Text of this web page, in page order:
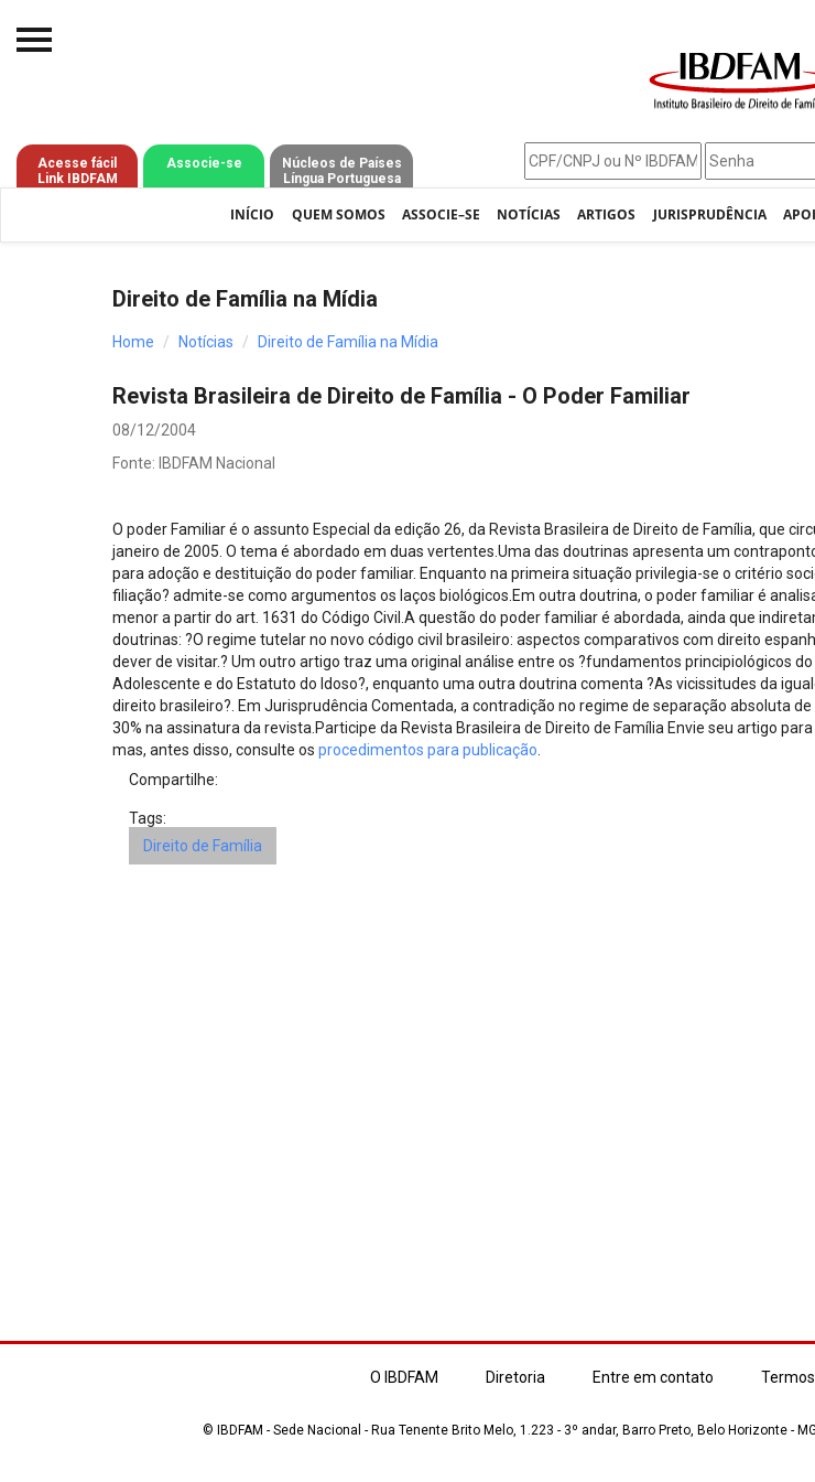
Acesse fácil
Link IBDFAM
Associe-se
Núcleos de Países
Língua Portuguesa
INÍCIO QUEM SOMOS ASSOCIE–SE NOTÍCIAS ARTIGOS JURISPRUDÊNCIA
O IBDFAM
Notícias
Processos - IBDFAM
Eventos / Lives
Alienação Parental
Encontre um Escritório
Direito de Família na Mídia
Home Notícias Direito de Família na Mídia
Revista Brasileira de Direito de Família - O Poder Familiar
08/12/2004
Fonte: IBDFAM Nacional
O poder Familiar é o assunto Especial da edição 26, da Revista Brasileira de Direito de Família, que
janeiro de 2005. O tema é abordado em duas vertentes.Uma das doutrinas apresenta um
para adoção e destituição do poder familiar. Enquanto na primeira situação privilegia-se o critério
filiação? admite-se como argumentos os laços biológicos.Em outra doutrina, o poder familiar é
menor a partir do art. 1631 do Código Civil.A questão do poder familiar é abordada, ainda que
doutrinas: ?O regime tutelar no novo código civil brasileiro: aspectos comparativos com direito
dever de visitar.? Um outro artigo traz uma original análise entre os ?fundamentos principiológicos
Adolescente e do Estatuto do Idoso?, enquanto uma outra doutrina comenta ?As vicissitudes da
direito brasileiro?. Em Jurisprudência Comentada, a contradição no regime de separação absoluta de
30% na assinatura da revista.Participe da Revista Brasileira de Direito de Família Envie seu artigo para
mas, antes disso, consulte os procedimentos para publicação
Compartilhe:
Tags:
Direito de Família
O IBDFAM Diretoria Entre em contato
© IBDFAM - Sede Nacional - Rua Tenente Brito Melo, 1.223 - 3º andar, Barro Preto, Belo Horizonte -